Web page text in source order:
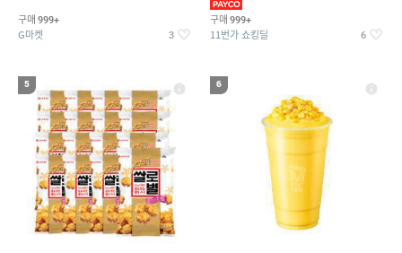
티커 세트
구매 999+
G마켓 3
구매 999+
11번가 쇼킹딜 6
5 6